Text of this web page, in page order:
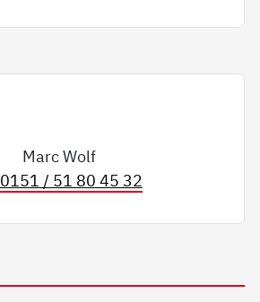
Marc Wolf
0151 / 51 80 45 32